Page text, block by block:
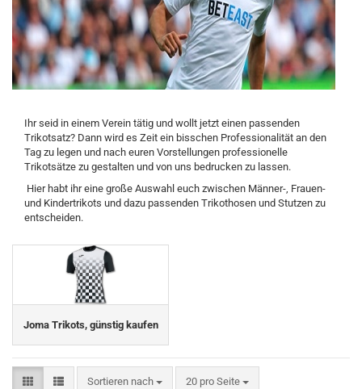
Ihr seid in einem Verein tätig und wollt jetzt einen passenden
Trikotsatz? Dann wird es Zeit ein bisschen Professionalität an den
Tag zu legen und nach euren Vorstellungen professionelle
Trikotsätze zu gestalten und von uns bedrucken zu lassen.
Hier habt ihr eine große Auswahl euch zwischen Männer-, Frauen-
und Kindertrikots und dazu passenden Trikothosen und Stutzen zu
entscheiden.
Joma Trikots, günstig kaufen
Sortieren nach
Sortieren nach 20 pro Seite
pro Seite